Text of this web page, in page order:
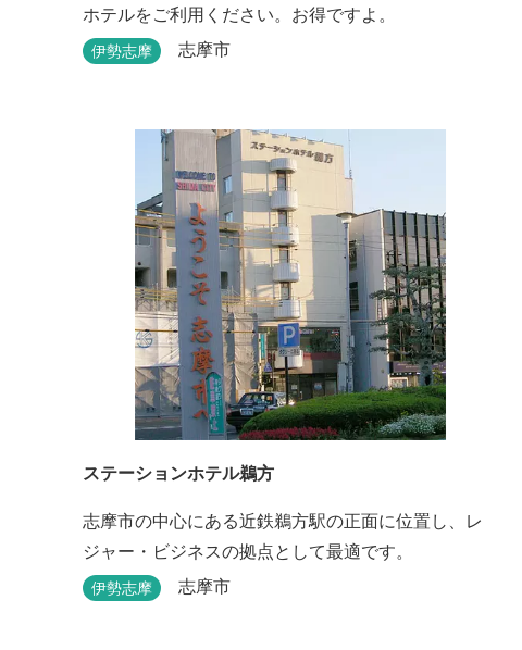
ホテルをご利用ください。お得ですよ。
伊勢志摩 志摩市
ステーションホテル鵜方
志摩市の中心にある近鉄鵜方駅の正面に位置し、レ
ジャー・ビジネスの拠点として最適です。
伊勢志摩 志摩市